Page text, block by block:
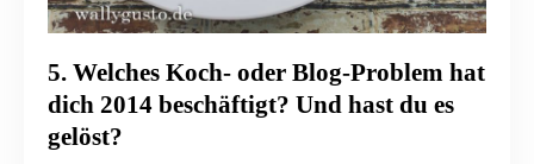
5. Welches Koch- oder Blog-Problem hat
dich 2014 beschäftigt? Und hast du es
gelöst?